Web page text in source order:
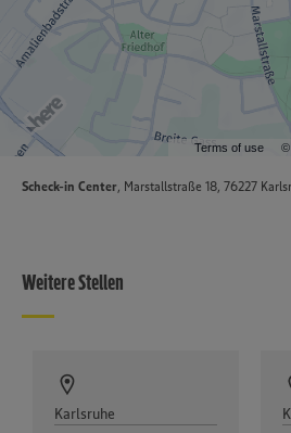
Terms of use ©
Scheck-in Center, Marstallstraße 18, 76227
Weitere Stellen
Karlsruhe